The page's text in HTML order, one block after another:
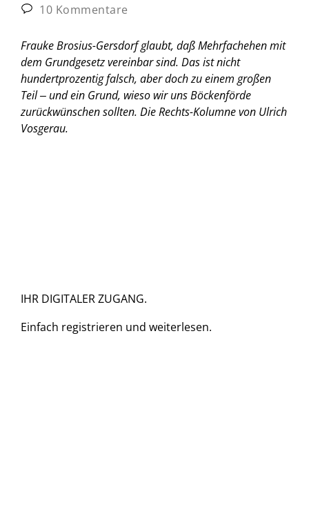
10 Kommentare
Frauke Brosius-Gersdorf glaubt, daß Mehrfachehen mit
dem Grundgesetz vereinbar sind. Das ist nicht
hundertprozentig falsch, aber doch zu einem großen
Teil ‒ und ein Grund, wieso wir uns Böckenförde
zurückwünschen sollten. Die Rechts-Kolumne von Ulrich
Vosgerau.
IHR DIGITALER ZUGANG.
Einfach registrieren und weiterlesen.